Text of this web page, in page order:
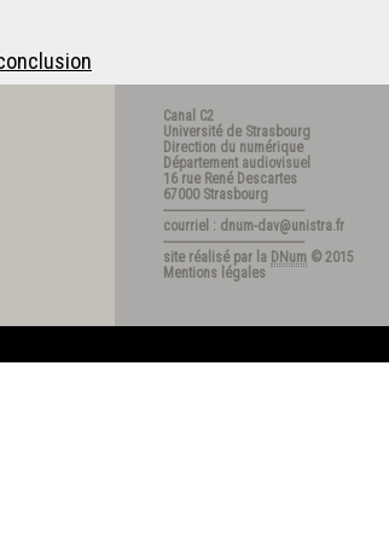
Canal C2
Université de Strasbourg
Direction du numérique
Département audiovisuel
16 rue René Descartes
67000 Strasbourg
---------------------------------------
courriel : dnum-dav@unistra.fr
---------------------------------------
site réalisé par la DNum © 2015
Mentions légales